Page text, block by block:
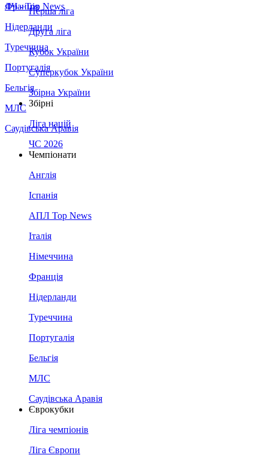
Франція
Нідерланди
Туреччина
Португалія
Бельгія
МЛС
Саудівська Аравія
ЛЧ - Top News
Перша ліга
Друга ліга
Кубок України
Суперкубок України
Збірна України
Збірні
Ліга націй
ЧС 2026
Чемпіонати
Англія
Іспанія
АПЛ Top News
Італія
Німеччина
Франція
Нідерланди
Туреччина
Португалія
Бельгія
МЛС
Саудівська Аравія
Єврокубки
Ліга чемпіонів
Ліга Європи